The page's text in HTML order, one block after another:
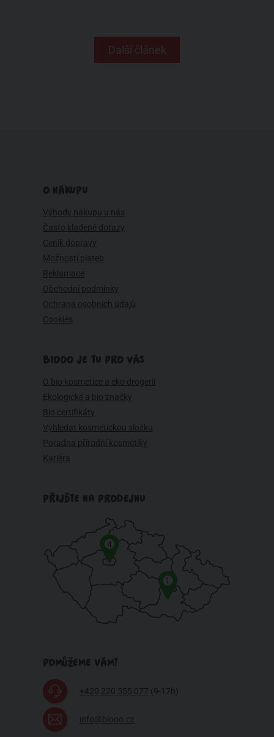
Další článek
O NÁKUPU
Výhody nákupu u nás
Často kladené dotazy
Ceník dopravy
Možnosti plateb
Reklamace
Obchodní podmínky
Ochrana osobních údajů
Cookies
BIOOO JE TU PRO VÁS
O bio kosmetice a eko drogerii
Ekologické a bio značky
Bio certifikáty
Vyhledat kosmetickou složku
Poradna přírodní kosmetiky
Kariéra
PŘIJĎTE NA PRODEJNU
1
4
POMŮŽEME VÁM?
+420 220 555 077 (9-17h)
info@biooo.cz